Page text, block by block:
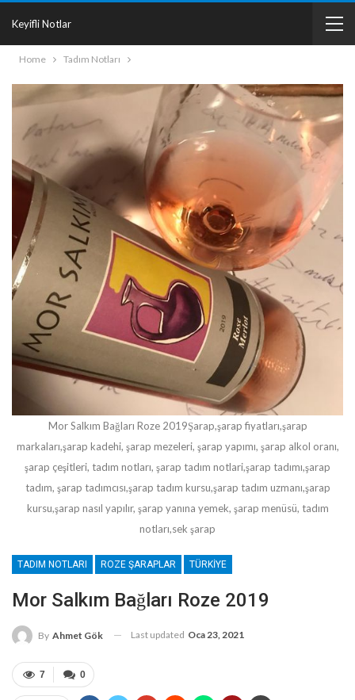
Keyifli Notlar
Home Tadım Notları
Mor Salkım Bağları Roze 2019Şarap,şarap fiyatları,şarap
markaları,şarap kadehi, şarap mezeleri, şarap yapımı, şarap alkol oranı,
şarap çeşitleri, tadım notları, şarap tadım notlari,şarap tadımı,şarap
tadım, şarap tadımcısı,şarap tadım kursu,şarap tadım uzmanı,şarap
kursu,şarap nasıl yapılır, şarap yanına yemek, şarap menüsü, tadım
notları,sek şarap
TADIM NOTLARI ROZE ŞARAPLAR TÜRKIYE
Mor Salkım Bağları Roze 2019
By Ahmet Gök Last updated Oca 23, 2021
0
7